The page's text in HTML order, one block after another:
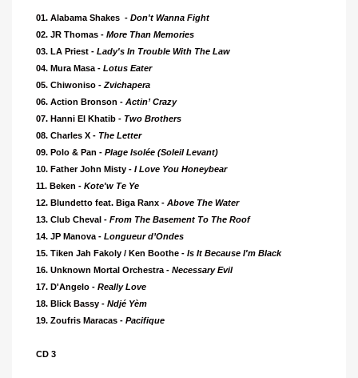
01. Alabama Shakes - Don't Wanna Fight
02. JR Thomas - More Than Memories
03. LA Priest - Lady's In Trouble With The Law
04. Mura Masa - Lotus Eater
05. Chiwoniso - Zvichapera
06. Action Bronson - Actin’ Crazy
07. Hanni El Khatib - Two Brothers
08. Charles X - The Letter
09. Polo & Pan - Plage Isolée (Soleil Levant)
10. Father John Misty - I Love You Honeybear
11. Beken - Kote'w Te Ye
12. Blundetto feat. Biga Ranx - Above The Water
13. Club Cheval - From The Basement To The Roof
14. JP Manova - Longueur d’Ondes
15. Tiken Jah Fakoly / Ken Boothe - Is It Because I'm Black
16. Unknown Mortal Orchestra - Necessary Evil
17. D'Angelo - Really Love
18. Blick Bassy - Ndjé Yèm
19. Zoufris Maracas - Pacifique
CD 3